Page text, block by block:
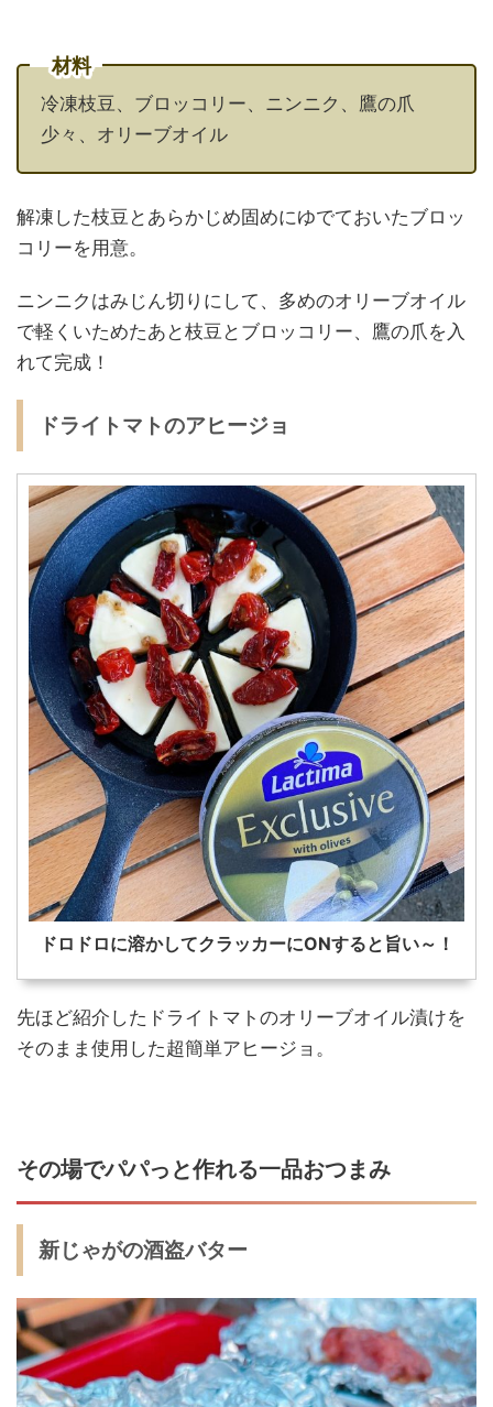
材料
冷凍枝豆、ブロッコリー、ニンニク、鷹の爪
少々、オリーブオイル
解凍した枝豆とあらかじめ固めにゆでておいたブロッ
コリーを用意。
ニンニクはみじん切りにして、多めのオリーブオイル
で軽くいためたあと枝豆とブロッコリー、鷹の爪を入
れて完成！
ドライトマトのアヒージョ
ドロドロに溶かしてクラッカーにONすると旨い～！
先ほど紹介したドライトマトのオリーブオイル漬けを
そのまま使用した超簡単アヒージョ。
その場でパパっと作れる一品おつまみ
新じゃがの酒盗バター